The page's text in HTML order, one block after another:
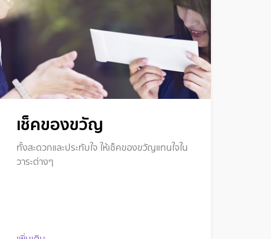
เช็คของขวัญ
ทั้งสะดวกและประทับใจ ให้เช็คของขวัญแทนใจใน
วาระต่างๆ